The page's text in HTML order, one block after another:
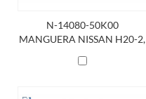
N-14080-50K00
MANGUERA NISSAN H20-2,